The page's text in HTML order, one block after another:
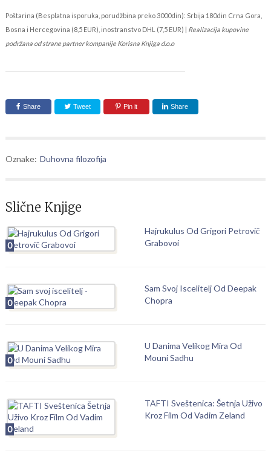
Poštarina (Besplatna isporuka, porudžbina preko 3000din): Srbija 180din Crna Gora,
Bosna i Hercegovina (8,5 EUR), inostranstvo DHL (7,5 EUR) | Realizacija kupovine
podržana od strane partner kompanije Korisna Knjiga d.o.o
Share Tweet Pin it Share
Oznake: Duhovna filozofija
Slične Knjige
0
Hajrukulus Od Grigori Petrovič
Grabovoi
0
Sam Svoj Iscelitelj Od Deepak
Chopra
0
U Danima Velikog Mira Od
Mouni Sadhu
0
TAFTI Sveštenica: Šetnja Uživo
Kroz Film Od Vadim Zeland